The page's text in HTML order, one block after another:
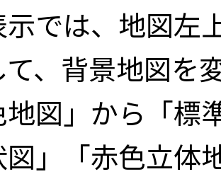
では、地図左
、背景地図を
地図」から「
」「赤色立体